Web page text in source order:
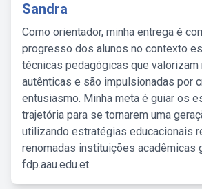
Sandra
Como orientador, minha entrega é
progresso dos alunos no contexto
técnicas pedagógicas que valorizam
autênticas e são impulsionadas por
entusiasmo. Minha meta é guiar os
trajetória para se tornarem uma
utilizando estratégias educacionais
renomadas instituições acadêmicas
fdp.aau.edu.et.